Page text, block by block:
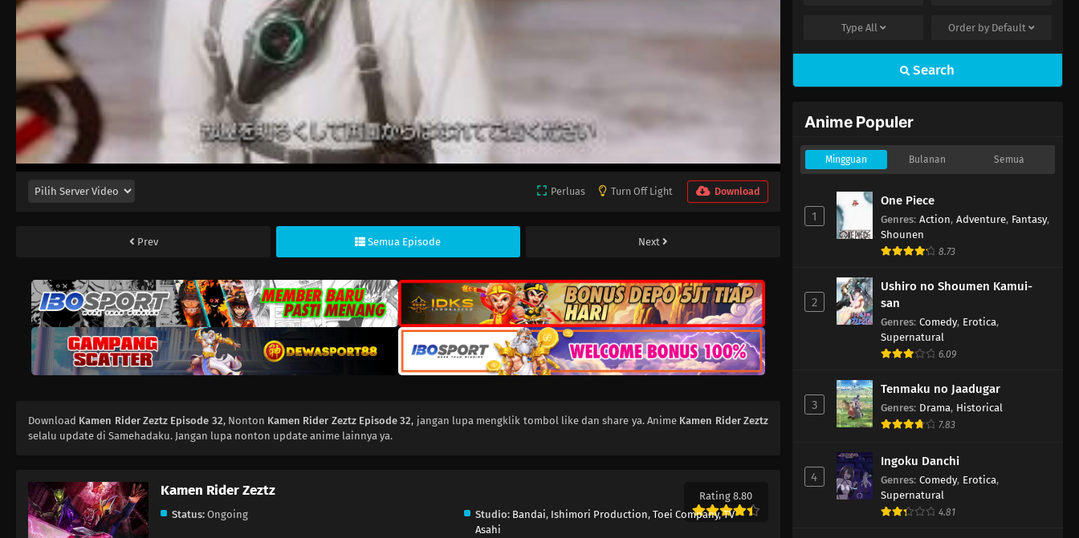
Perluas Turn Off Light Download
Prev Semua Episode Next
Download Kamen Rider Zeztz Episode 32, Nonton Kamen Rider Zeztz Episode 32, jangan lupa mengklik tombol like dan share ya. Anime Kamen Rider Zeztz
selalu update di Samehadaku. Jangan lupa nonton update anime lainnya ya.
Kamen Rider Zeztz
Rating 8.80
Status: Ongoing Studio: Bandai, Ishimori Production,Toei Company,TV
Asahi
Eps 27 - April 4, 2026
Kamen Rider Zeztz Episode 26
Eps 25 - Maret 8, 2026
Kamen Rider Zeztz Episode 24
Eps 24 - Maret 1, 2026
Eps 23 - Februari 22, 2026
Kamen Rider Zeztz Episode 22
Eps 22 - Februari 15, 2026
Kamen Rider Zeztz Episode 21
Eps 21 - Februari 8, 2026
Kamen Rider Zeztz Episode 20
Eps 20 - Februari 1, 2026
Type All Order by Default
Search
Anime Populer
Mingguan Bulanan Semua
1
One Piece
Genres: Action, Adventure, Fantasy,
Shounen
8.73
2
Ushiro no Shoumen Kamui-
san
Genres: Comedy, Erotica,
Supernatural
6.09
3
Tenmaku no Jaadugar
Genres: Drama, Historical
7.83
4
Ingoku Danchi
Genres: Comedy, Erotica,
Supernatural
4.81